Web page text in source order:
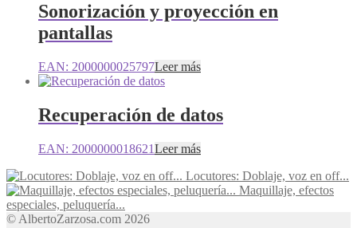
Sonorización y proyección en
pantallas
EAN: 2000000025797Leer más
Recuperación de datos
EAN: 2000000018621Leer más
Locutores: Doblaje, voz en off...
Maquillaje, efectos
especiales, peluquería...
© AlbertoZarzosa.com 2026